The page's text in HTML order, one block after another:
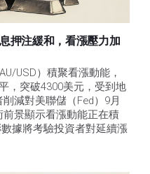
押注緩和，看漲壓力加
USD）積聚看漲動能，
，突破4300美元，受到地
減對美聯儲（Fed）9月
景顯示看漲動能正在積
據將考驗投資者對延續漲